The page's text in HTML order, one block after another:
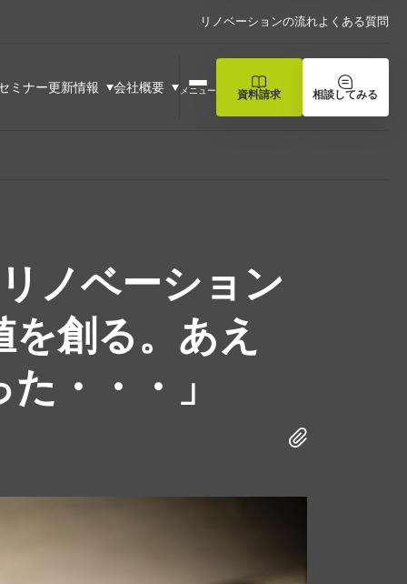
リノベーションの流れよくある質問
ミナー更新情報 会社概要 メニュー 資料請求 相談してみる
ノベーション
創る。あえ
・・・」